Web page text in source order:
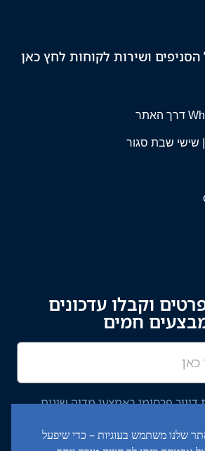
שלנו משתמש בעוגיות – כדי שיפעל
ושירות לקוחות לחץ כאן
וקבלו עדכונים
חמים
פרסומי באמצעי מדיה שונים
יציב איתן השקעות בע"מ,
באתר.